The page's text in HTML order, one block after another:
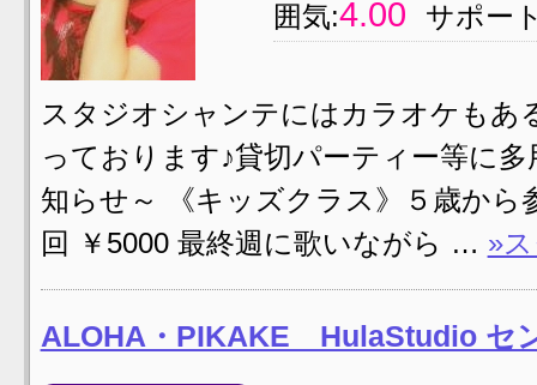
囲気:4.00 サポー
スタジオシャンテにはカラオケもあ
っております♪貸切パーティー等に
知らせ～ 《キッズクラス》５歳か
回 ￥5000 最終週に歌いながら … »
ALOHA・PIKAKE HulaStudio セ